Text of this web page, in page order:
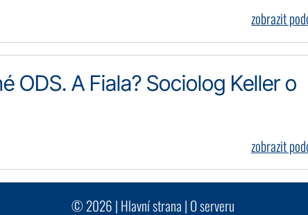
zobrazit
ODS. A Fiala? Sociolog Keller o
zobrazit
© 2026 | Hlavní strana | O serveru